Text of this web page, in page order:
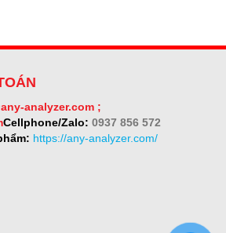
analyzer.com ;
Cellphone/Zalo: 0937 856 572
https://any-analyzer.com/